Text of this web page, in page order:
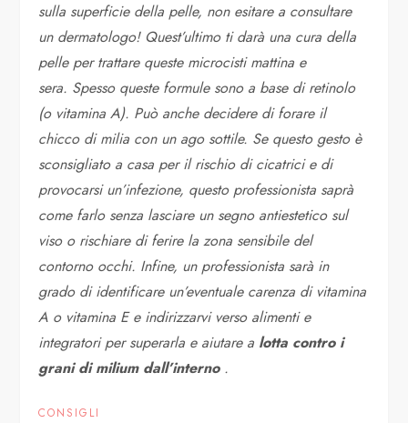
sulla superficie della pelle, non esitare a consultare
un dermatologo! Quest’ultimo ti darà una cura della
pelle per trattare queste microcisti mattina e
sera. Spesso queste formule sono a base di retinolo
(o vitamina A). Può anche decidere di forare il
chicco di milia con un ago sottile. Se questo gesto è
sconsigliato a casa per il rischio di cicatrici e di
provocarsi un’infezione, questo professionista saprà
come farlo senza lasciare un segno antiestetico sul
viso o rischiare di ferire la zona sensibile del
contorno occhi. Infine, un professionista sarà in
grado di identificare un’eventuale carenza di vitamina
A o vitamina E e indirizzarvi verso alimenti e
integratori per superarla e aiutare a lotta contro i
grani di milium dall’interno.
CONSIGLI